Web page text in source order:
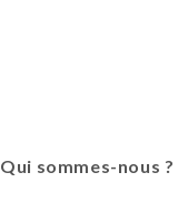
Qui sommes-nous ?